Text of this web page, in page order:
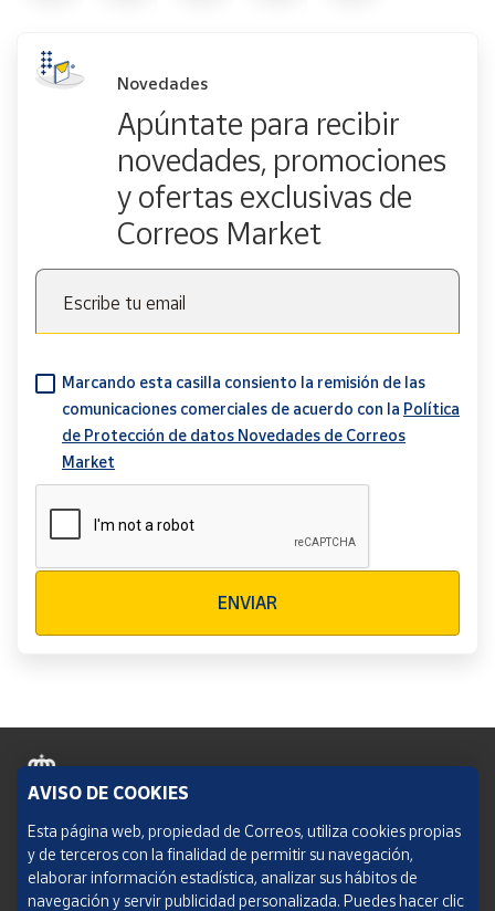
Novedades
Apúntate para recibir
novedades, promociones
y ofertas exclusivas de
Correos Market
Escribe tu email
Marcando esta casilla consiento la remisión de las
comunicaciones comerciales de acuerdo con la Política
de Protección de datos Novedades de Correos
Market
ENVIAR
Política de cookies
Aviso legal
AVISO DE COOKIES
Esta página web, propiedad de Correos, utiliza cookies propias
y de terceros con la finalidad de permitir su navegación,
elaborar información estadística, analizar sus hábitos de
navegación y servir publicidad personalizada. Puedes hacer clic